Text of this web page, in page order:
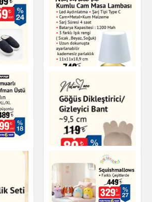
180
Elysia 6'lı Çay
Bardağı - 170 cc
Çay & Kahve & Şeker
Naturalove Kumlu
Cam Masa Lambası
Ev & Dekorasyon
Göğüs Dikleştirici /
Gizleyici Bant